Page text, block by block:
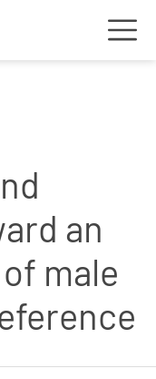
an
male